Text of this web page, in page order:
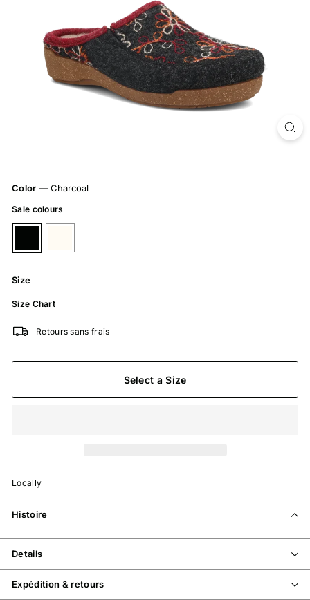
Color — Charcoal
Sale colours
Size
Size Chart
Retours sans frais
Select a Size
Locally
Histoire
Details
Expédition & retours